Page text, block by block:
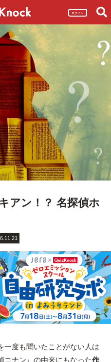
ログイン
アン！？ 名探偵ホ
一度も聞いたことがない人は
コナン』の由来にもなった作